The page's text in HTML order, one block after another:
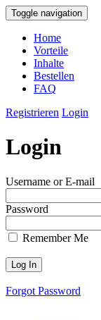
Toggle navigation
Home
Vorteile
Inhalte
Bestellen
FAQ
Registrieren Login
Login
Username or E-mail
Password
Remember Me
Forgot Password